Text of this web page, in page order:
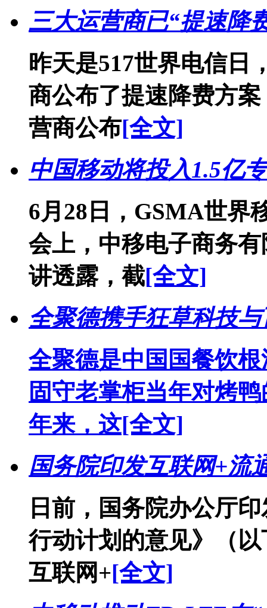
三大运营商已“提速降
昨天是517世界电信日
商公布了提速降费方
营商公布[全文]
中国移动将投入1.5亿
6月28日，GSMA世界
会上，中移电子商务
讲透露，截[全文]
全聚德携手狂草科技
全聚德是中国国餐饮
固守老掌柜当年对烤
年来，这[全文]
国务院印发互联网+流
日前，国务院办公厅
行动计划的意见》（
互联网+[全文]